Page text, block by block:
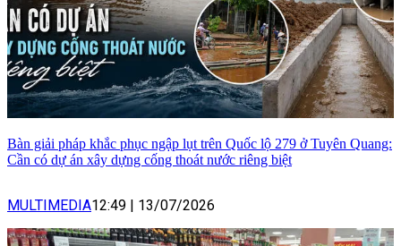
Bàn giải pháp khắc phục ngập lụt trên Quốc lộ 279 ở Tuyên Quang:
Cần có dự án xây dựng cống thoát nước riêng biệt
MULTIMEDIA12:49 | 13/07/2026